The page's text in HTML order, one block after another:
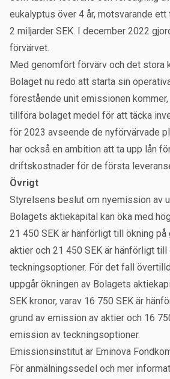
eukalyptus över 4 år, motsvarande
2 miljarder SEK. I december 2022
förvärvet.
Med genomfört förvärv och det stora
Bolaget nu redo att starta sin
förestående unit emissionen
tillföra bolaget medel för att täcka
för 2023 avseende de nyförvärvade
har också en ambition att ta upp lån
driftskostnader för de första
Övrigt
Styrelsens beslut om nyemission av
Bolagets aktiekapital kan öka med
21 450 SEK är hänförligt till ökning
aktier och 21 450 SEK är hänförligt
teckningsoptioner. För det fall
uppgår ökningen av Bolagets
SEK kronor, varav 16 750 SEK är
grund av emission av aktier och 16
emission av teckningsoptioner.
Emissionsinstitut är Eminova
För anmälningssedel och mer